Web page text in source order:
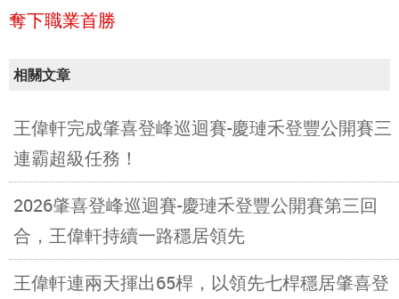
奪下職業首勝
相關文章
王偉軒完成肇喜登峰巡迴賽-慶璉禾登豐公開賽三
連霸超級任務！
2026肇喜登峰巡迴賽-慶璉禾登豐公開賽第三回
合，王偉軒持續一路穩居領先
王偉軒連兩天揮出65桿，以領先七桿穩居肇喜登